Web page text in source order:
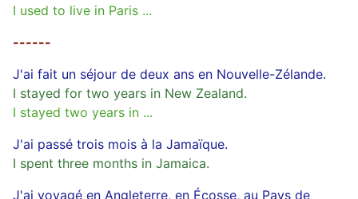
I used to live in Paris ...
------
J'ai fait un séjour de deux ans en Nouvelle-Zélande.
I stayed for two years in New Zealand.
I stayed two years in ...
J'ai passé trois mois à la Jamaïque.
I spent three months in Jamaica.
J'ai voyagé en Angleterre, en Écosse, au Pays de